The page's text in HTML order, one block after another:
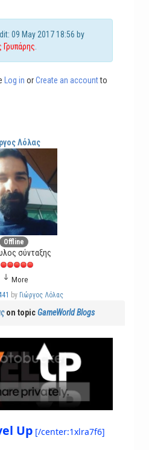
09 May 2017 18:56 by
Γρυπάρης.
Log in orCreate an accountto
Λόλας
Offline
σύνταξης
More
by Γιώργος Λόλας
on topicGameWorld Blogs
Up [/center:1xlra7f6]